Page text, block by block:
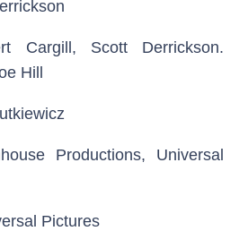
Cargill, Scott Derrickson.
Hill
Productions, Universal
Pictures